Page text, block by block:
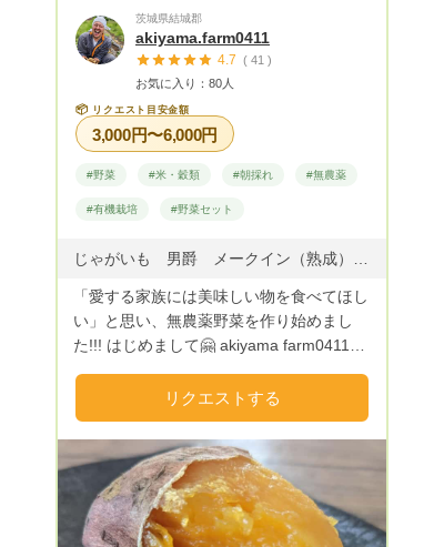
も美味しい、タケノコの季節になります。
アクが極端に少ないことから、「タケノコ
の刺身」としてお楽しみ頂くお客様もおり
赤土や砂地と呼ばれる栄養たっぷりの土壌
をもつ、竹林で収穫されます。 またこの
竹林は、日本三大急流の富士川の真横にあ
す。 写真でもご覧頂けるように、一番成
50センチを超えるタケノコが掘られます。
その大きさから、よく「地表に出たものを
折っているのでは？」とご質問頂きます
が、そうではなく、長いものも地面の中か
程よい食感の富士の国ファームのタケノコ
ですが、長年、事前予約のある個人の方向
けのみにお譲りしていました。 より多く
の方にお召し上がり頂くため、2021年度
より、こちらのサイトで販売させていただ
き、大変多くのご好評をいただきました。
2キロより承ります。 2キロ=3,500円 以降
茨城県結城郡
akiyama.farm0411
4.7 ( 41 )
お気に入り：80人
📦 リクエスト目安金額
3,000円〜6,000円
#野菜 #米・穀類 #朝採れ #無農薬
#有機栽培 #野菜セット
「愛する家族には美味しい物を食べてほし
い」と思い、無農薬野菜を作り始めまし
た!!! はじめまして🤗 akiyama farm0411で
だわって野菜を育てています!! 畑に入れる
ものは、米糠と石灰のみ😁 あとは自然の
力のみで育ててます😅 ハウス栽培も、し
ていないので旬の時期に旬の野菜しか採れ
ません…… 形などは、バラバラになって
しまうのですが、味は間違いなく美味しい
です!!! 基本的に、自分で食べて美味しくな
リクエストする